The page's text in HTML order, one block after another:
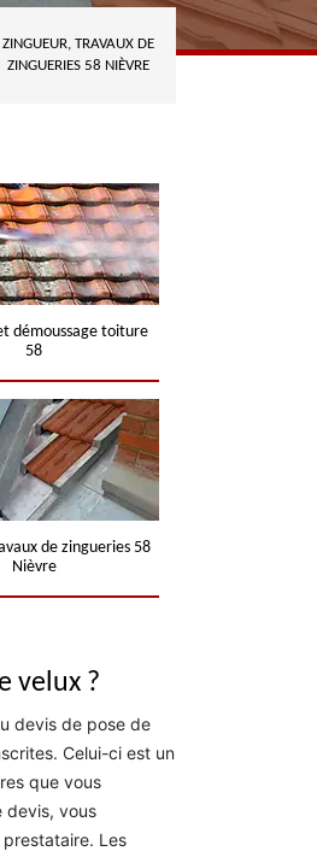
ZINGUEUR, TRAVAUX DE
ZINGUERIES 58 NIÈVRE
démoussage toiture
58
de zingueries 58
Nièvre
velux ?
devis de pose de
Celui-ci est un
que vous
devis, vous
Les